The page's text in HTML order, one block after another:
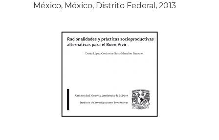
México, México, Distrito Federal, 2013